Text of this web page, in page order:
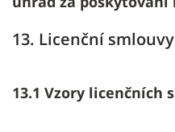
13. Licenční smlouvy
13.1 Vzory licenčních